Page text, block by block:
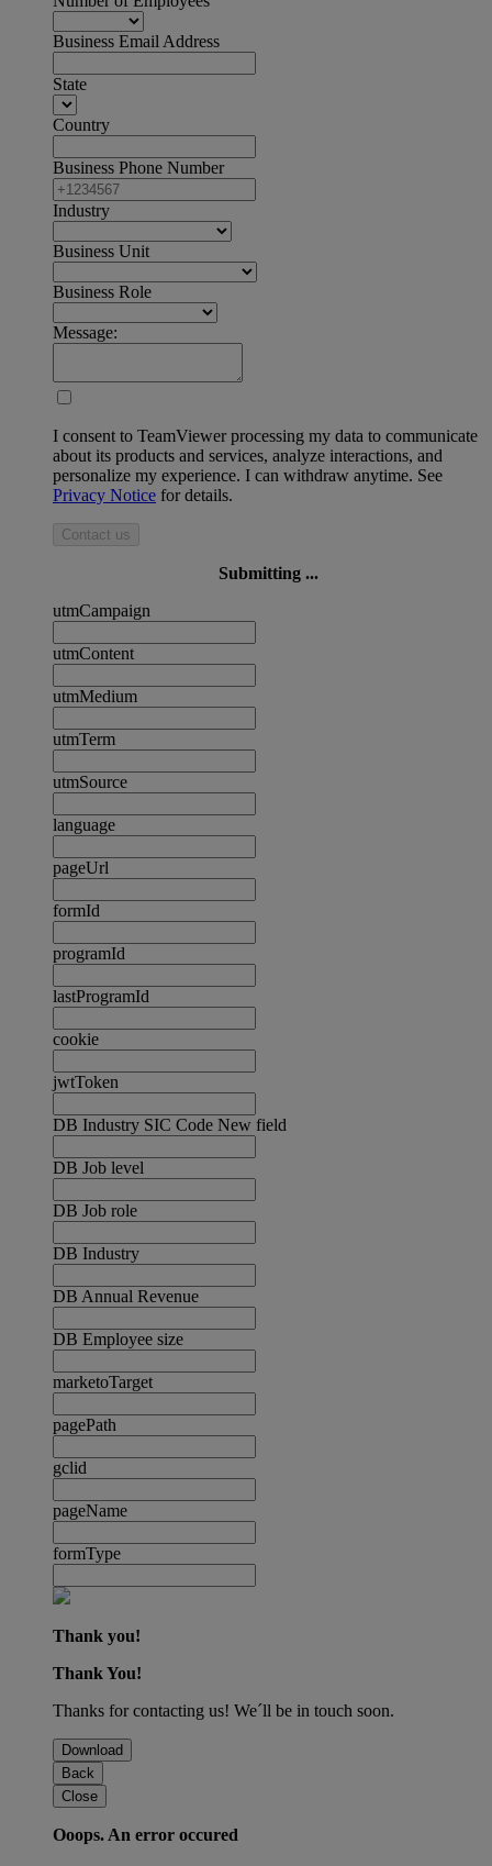
Business Email Address
State
Country
Business Phone Number
Industry
Business Unit
Business Role
Message:
I consent to TeamViewer processing my data to communicate
about its products and services, analyze interactions, and
personalize my experience. I can withdraw anytime. See
Privacy Notice for details.
Contact us
Submitting ...
utmCampaign
utmContent
utmMedium
utmTerm
utmSource
language
pageUrl
formId
programId
lastProgramId
cookie
jwtToken
DB Industry SIC Code New field
DB Job level
DB Job role
DB Industry
DB Annual Revenue
DB Employee size
marketoTarget
pagePath
gclid
pageName
formType
Thank you!
Thank You!
Thanks for contacting us! We´ll be in touch soon.
Download
Back
Close
Ooops. An error occured